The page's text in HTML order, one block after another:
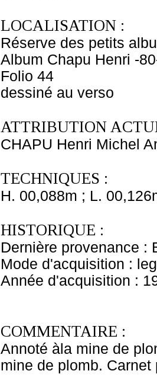
LOCALISATION :
Réserve des petits
Album Chapu Henri -
Folio 44
dessiné au verso
ATTRIBUTION
CHAPU Henri Michel
TECHNIQUES :
H. 00,088m ; L.
HISTORIQUE :
Dernière provenance :
Mode d'acquisition :
Année d'acquisition :
COMMENTAIRE :
Annoté àla mine de
mine de plomb.